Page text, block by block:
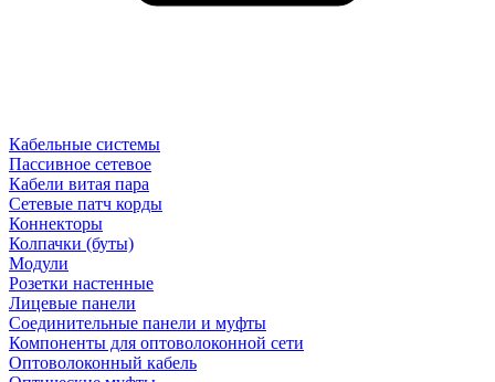
Кабельные системы
Пассивное сетевое
Кабели витая пара
Сетевые патч корды
Коннекторы
Колпачки (буты)
Модули
Розетки настенные
Лицевые панели
Соединительные панели и муфты
Компоненты для оптоволоконной сети
Оптоволоконный кабель